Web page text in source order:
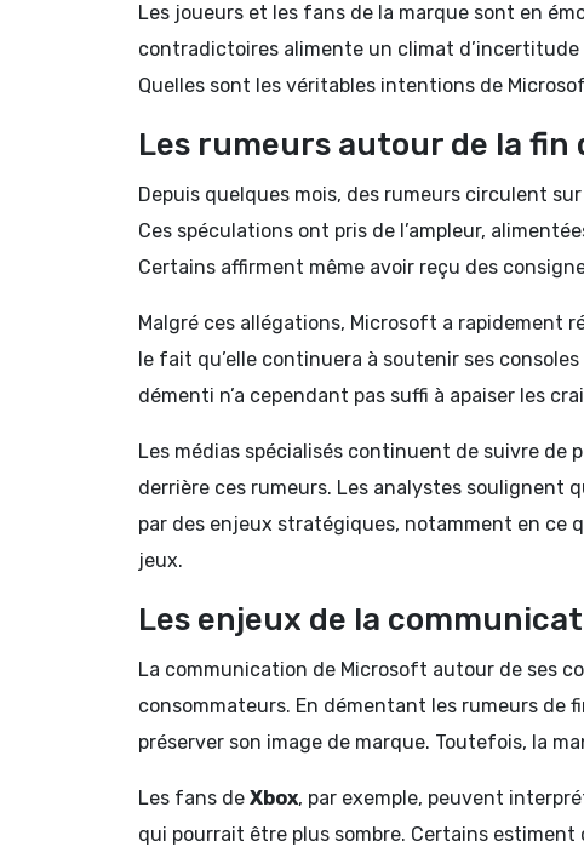
Les joueurs et les fans de la marque sont en
contradictoires alimente un climat d’incertitude
Quelles sont les véritables intentions de
Les rumeurs autour de la fin
Depuis quelques mois, des rumeurs circulent
Ces spéculations ont pris de l’ampleur,
Certains affirment même avoir reçu des
Malgré ces allégations, Microsoft a rapidement
le fait qu’elle continuera à soutenir ses
démenti n’a cependant pas suffi à apaiser les
Les médias spécialisés continuent de suivre
derrière ces rumeurs. Les analystes
par des enjeux stratégiques, notamment en ce
jeux.
Les enjeux de la
La communication de Microsoft autour de ses
consommateurs. En démentant les rumeurs de
préserver son image de marque. Toutefois, la
Les fans de Xbox, par exemple, peuvent
qui pourrait être plus sombre. Certains